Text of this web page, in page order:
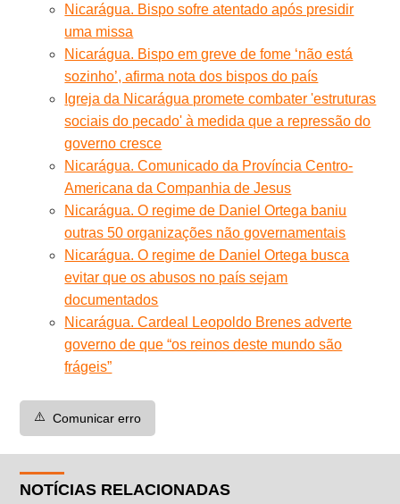
Nicarágua. Bispo sofre atentado após presidir
uma missa
Nicarágua. Bispo em greve de fome ‘não está
sozinho’, afirma nota dos bispos do país
Igreja da Nicarágua promete combater 'estruturas
sociais do pecado' à medida que a repressão do
governo cresce
Nicarágua. Comunicado da Província Centro-
Americana da Companhia de Jesus
Nicarágua. O regime de Daniel Ortega baniu
outras 50 organizações não governamentais
Nicarágua. O regime de Daniel Ortega busca
evitar que os abusos no país sejam
documentados
Nicarágua. Cardeal Leopoldo Brenes adverte
governo de que “os reinos deste mundo são
frágeis”
⚠️ Comunicar erro
NOTÍCIAS RELACIONADAS